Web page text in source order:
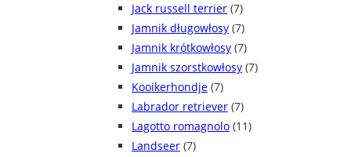
Jack russell terrier (7)
Jamnik długowłosy (7)
Jamnik krótkowłosy (7)
Jamnik szorstkowłosy (7)
Kooikerhondje (7)
Labrador retriever (7)
Lagotto romagnolo (11)
Landseer (7)